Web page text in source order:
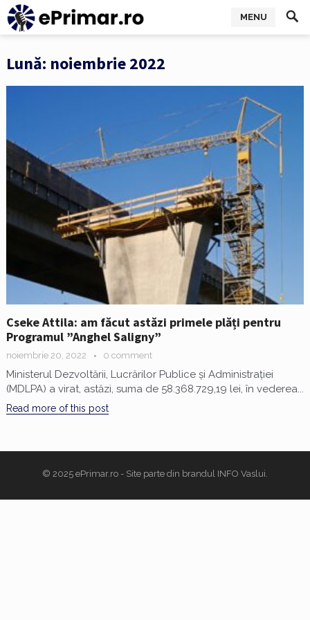
MENU
Lună: noiembrie 2022
Cseke Attila: am făcut astăzi primele plăți pentru
Programul ”Anghel Saligny”
noiembrie 20, 2022 0 comment
Ministerul Dezvoltării, Lucrărilor Publice și Administrației
(MDLPA) a virat, astăzi, suma de 58.368.729,19 lei, în vederea...
Read more of this post
© 2025 ePrimar.ro - Site parte din brandul INFO Vaslui